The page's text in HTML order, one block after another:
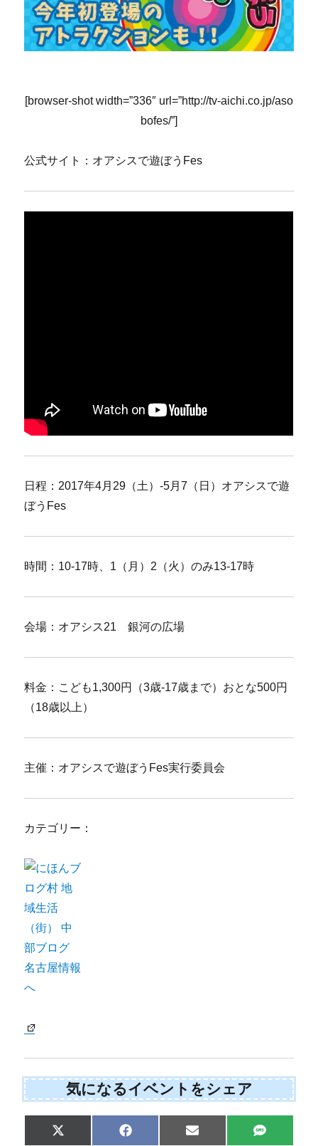
[browser-shot width=”336″ url=”http://tv-aichi.co.jp/aso
bofes/”]
公式サイト：オアシスで遊ぼうFes
日程：2017年4月29（土）-5月7（日）オアシスで遊
ぼうFes
時間：10-17時、1（月）2（火）のみ13-17時
会場：オアシス21 銀河の広場
料金：こども1,300円（3歳-17歳まで）おとな500円
（18歳以上）
主催：オアシスで遊ぼうFes実行委員会
カテゴリー：
気になるイベントをシェア
Share
X
Share
F
Share
E
Share
S